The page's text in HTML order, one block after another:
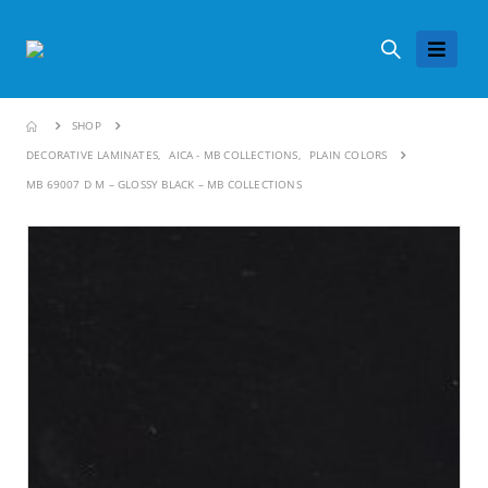
SHOP
DECORATIVE LAMINATES, AICA - MB COLLECTIONS,
PLAIN COLORS
MB 69007 D M – GLOSSY BLACK – MB COLLECTIONS